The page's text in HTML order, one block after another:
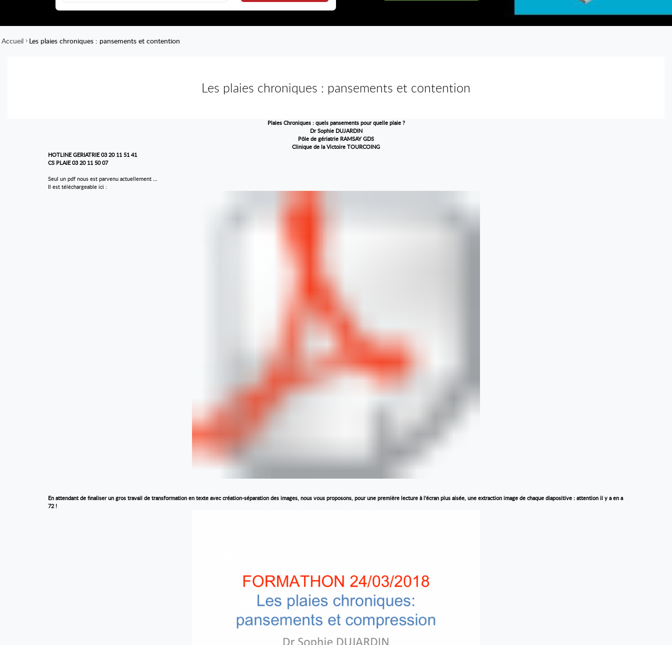
Accueil Les plaies chroniques : pansements et contention
Les plaies chroniques : pansements et contention
Plaies Chroniques : quels pansements pour quelle plaie ?
Dr Sophie DUJARDIN
Pôle de gériatrie RAMSAY GDS
Clinique de la Victoire TOURCOING
HOTLINE GERIATRIE 03 20 11 51 41
CS PLAIE 03 20 11 50 07
Seul un pdf nous est parvenu actuellement …
Il est téléchargeable ici :
En attendant de finaliser un gros travail de transformation en texte avec création-séparation des images, nous vous proposons, pour une première lecture à l'écran plus aisée, une extraction image de chaque diapositive : attention il y a en a
72 !